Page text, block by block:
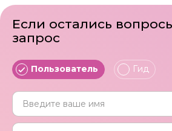
Если остались
запрос
Пользователь Гид